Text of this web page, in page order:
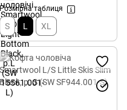
Розмірна таблиця
S L XL